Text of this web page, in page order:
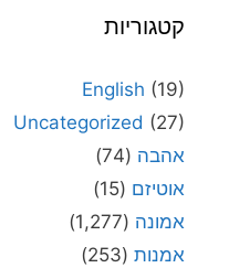
קטגוריות
English (19)
Uncategorized (27)
אהבה (74)
אוטיזם (15)
אמונה (1,277)
אמנות (253)